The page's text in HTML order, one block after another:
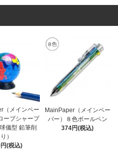
（メインペー
ーブシャープ
儀型 鉛筆削
り）
(税込)
MainPaper（メインペー
パー）８色ボールペン
374円(税込)